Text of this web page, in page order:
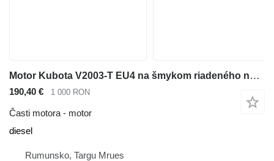
Motor Kubota V2003-T EU4 na šmykom riadeného nakladača Bobcat S160
190,40 € 1 000 RON
Časti motora - motor
diesel
Rumunsko, Targu Mrues